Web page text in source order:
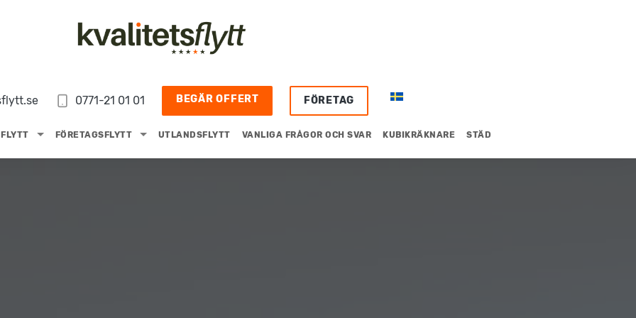
0771-21 01 01 BEGÄR OFFERT FÖRETAG
FLYTT FÖRETAGSFLYTT UTLANDSFLYTT VANLIGA FRÅGOR OCH SVAR KUBIKRÄKNARE STÄD